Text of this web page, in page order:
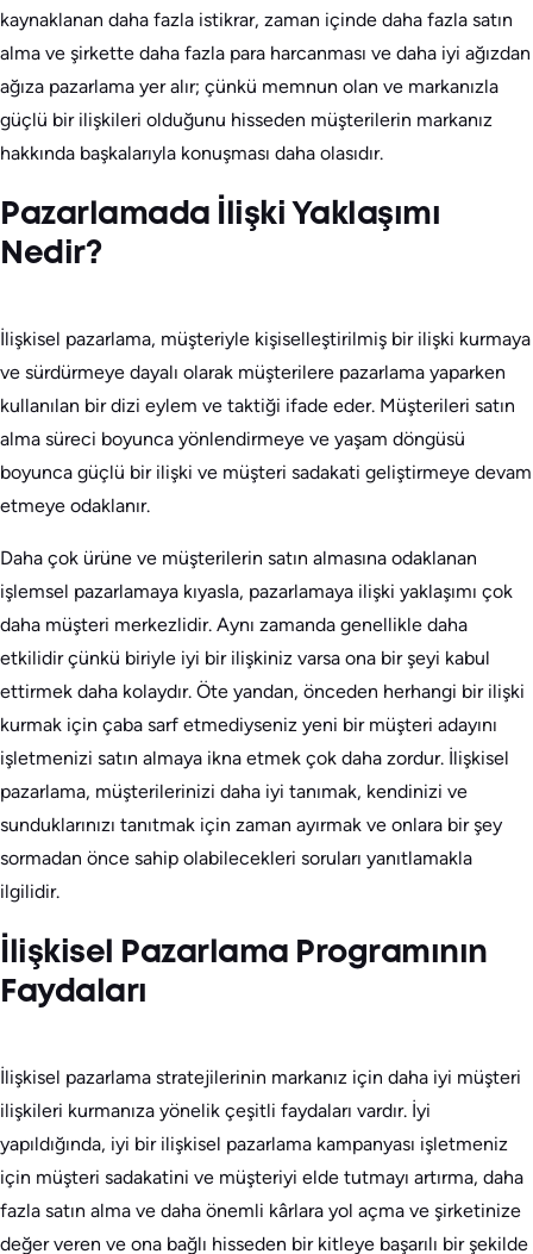
kaynaklanan daha fazla istikrar, zaman içinde daha fazla satın
alma ve şirkette daha fazla para harcanması ve daha iyi ağızdan
ağıza pazarlama yer alır; çünkü memnun olan ve markanızla
güçlü bir ilişkileri olduğunu hisseden müşterilerin markanız
hakkında başkalarıyla konuşması daha olasıdır.
Pazarlamada İlişki Yaklaşımı
Nedir?
İlişkisel pazarlama, müşteriyle kişiselleştirilmiş bir ilişki kurmaya
ve sürdürmeye dayalı olarak müşterilere pazarlama yaparken
kullanılan bir dizi eylem ve taktiği ifade eder. Müşterileri satın
alma süreci boyunca yönlendirmeye ve yaşam döngüsü
boyunca güçlü bir ilişki ve müşteri sadakati geliştirmeye devam
etmeye odaklanır.
Daha çok ürüne ve müşterilerin satın almasına odaklanan
işlemsel pazarlamaya kıyasla, pazarlamaya ilişki yaklaşımı çok
daha müşteri merkezlidir. Aynı zamanda genellikle daha
etkilidir çünkü biriyle iyi bir ilişkiniz varsa ona bir şeyi kabul
ettirmek daha kolaydır. Öte yandan, önceden herhangi bir ilişki
kurmak için çaba sarf etmediyseniz yeni bir müşteri adayını
işletmenizi satın almaya ikna etmek çok daha zordur. İlişkisel
pazarlama, müşterilerinizi daha iyi tanımak, kendinizi ve
sunduklarınızı tanıtmak için zaman ayırmak ve onlara bir şey
sormadan önce sahip olabilecekleri soruları yanıtlamakla
ilgilidir.
İlişkisel Pazarlama Programının
Faydaları
İlişkisel pazarlama stratejilerinin markanız için daha iyi müşteri
ilişkileri kurmanıza yönelik çeşitli faydaları vardır. İyi
yapıldığında, iyi bir ilişkisel pazarlama kampanyası işletmeniz
için müşteri sadakatini ve müşteriyi elde tutmayı artırma, daha
fazla satın alma ve daha önemli kârlara yol açma ve şirketinize
değer veren ve ona bağlı hisseden bir kitleye başarılı bir şekilde